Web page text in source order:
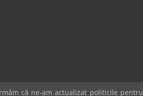
că ne-am actualizat politicile